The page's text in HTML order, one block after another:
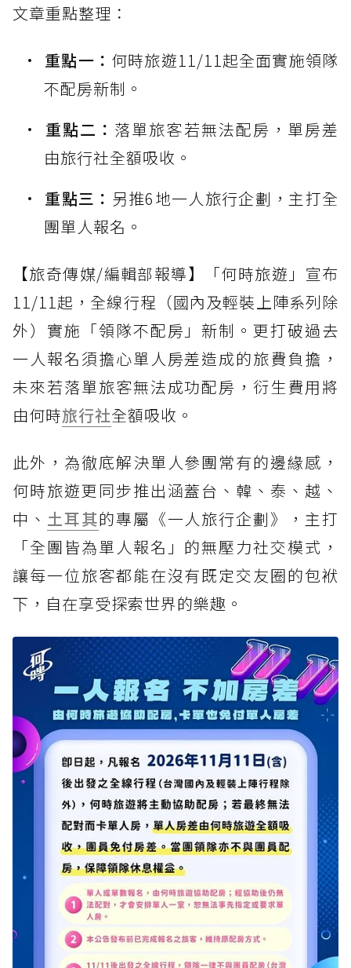
文章重點整理：
重點一： 何時旅遊11/11起全面實施領隊
不配房新制。
重點二： 落單旅客若無法配房，單房差
由旅行社全額吸收。
重點三： 另推6地一人旅行企劃，主打全
團單人報名。
【旅奇傳媒/編輯部報導】「何時旅遊」宣布
11/11起，全線行程（國內及輕裝上陣系列除
外）實施「領隊不配房」新制。更打破過去
一人報名須擔心單人房差造成的旅費負擔，
未來若落單旅客無法成功配房，衍生費用將
由何時旅行社全額吸收。
此外，為徹底解決單人參團常有的邊緣感，
何時旅遊更同步推出涵蓋台、韓、泰、越、
中、 土耳其的專屬《一人旅行企劃》，主打
「全團皆為單人報名」的無壓力社交模式，
讓每一位旅客都能在沒有既定交友圈的包袱
下，自在享受探索世界的樂趣。